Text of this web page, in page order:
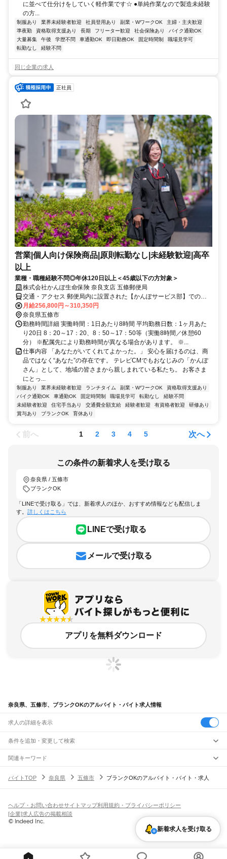
に並べて仕分けをしていく軽作業です☆ ●単純作業なので製造未経験
の方...
制服あり 業界未経験者歓迎 社員登用あり 副業・WワークOK
主婦・主夫歓迎
準夜勤
資格取得支援あり 長期 フリーター歓迎 社会保険あり
バイク通勤OK
大量募集
午後 学歴不問 車通勤OK 即日勤務OK 固定時間制
職場見学可
転勤なし
経験不問
同じ企業の求人
正社員
営業|個人向け保険商品|原則転勤なし|未経験歓迎|高卒
以上
業種・職種経験不問◎年休120日以上＜45歳以下の方対象＞
株式会社かんぽ生命保険 奈良支店 五條郵便局
交通・アクセス 郵便局内に設置された【かんぽサービス部】での勤
務となります
月給256,800円～310,350円
奈良県五條市
勤務時間詳細 実働時間：1日あたり8時間 平均勤務日数：1ヶ月あた
り20日 8：20～17：20、8：50～17：50等（実働8時間／休憩60
分） ※配属先により勤務時間が異なる場合があります。 ※...
仕事内容 「あなたがいてくれてよかった。」 安心を届けるのは、商
品ではなく“あなた”の存在です。 テレビCMでもおなじみの「かんぽ
さん」として、地域の皆さまから親しまれている私たち。 お客さま
にとっ...
制服あり 業界未経験者歓迎 ランチタイム 副業・WワークOK
資格取得支援あり
バイク通勤OK
車通勤OK 固定時間制 職場見学可 転勤なし
経験不問
未経験者歓迎
住宅手当あり 交通費全額支給 経験者歓迎 有資格者歓迎
研修あり
賞与あり
ブランクOK 育休あり
前へ 1 2 3 4 5 次へ
この条件の新着求人を受け取る
奈良県 / 五條市
ブランクOK
「LINEで受け取る」では、新着求人のほか、おすすめ情報なども配信しま
す。 詳しくはこちら
LINEで受け取る
メールで受け取る
アプリを無料ダウンロード
奈良県、五條市、ブランクOKのアルバイト・バイト求人情報
求人の詳細を表示
条件を追加・変更して検索
市区町村を追加・変更
奈良県すべて
駅を追加・変更
平城山駅奈良駅 郡山駅 大和小泉駅法隆寺駅 王寺駅 三郷駅
奈良線
平城山駅 奈良駅
吉野口駅
大和二見駅
飲食・フードサービス
飲食・フードサービス
ホールスタッフ
皿洗い・洗い場精肉・鮮魚加工
バー（BAR）・バーテンダー
飲食店（店長・マネージャー）
営業・販売
特徴を追加・変更
人気
髪型・髪色自由ひげOKネイルOK
留学生・外国人活躍中
短期 単発・1日OK 期間限定（春夏冬休み等）
契約社員
関連キーワード
奈良県 五條市 レジ奈良県 五條市 シニア
バイトTOP 奈良県 五條市 ブランクOKのアルバイト・バイト・求人
新着求人を受け取る
ヘルプ・お問い合わせサイトマップ利用規約・プライバシーポリシー
[企業]求人広告の掲載相談